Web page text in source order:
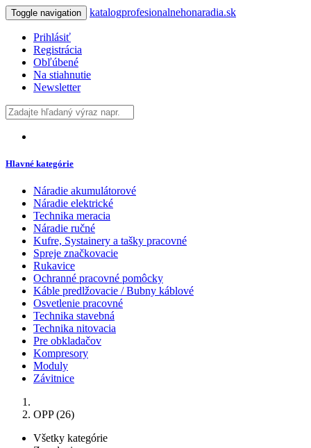
Toggle navigation katalogprofesionalnehonaradia.sk
Prihlásiť
Registrácia
Obľúbené
Na stiahnutie
Newsletter
Hlavné kategórie
Náradie akumulátorové
Náradie elektrické
Technika meracia
Náradie ručné
Kufre, Systainery a tašky pracovné
Spreje značkovacie
Rukavice
Ochranné pracovné pomôcky
Káble predlžovacie / Bubny káblové
Osvetlenie pracovné
Technika stavebná
Technika nitovacia
Pre obkladačov
Kompresory
Moduly
Závitnice
OPP (26)
Všetky kategórie